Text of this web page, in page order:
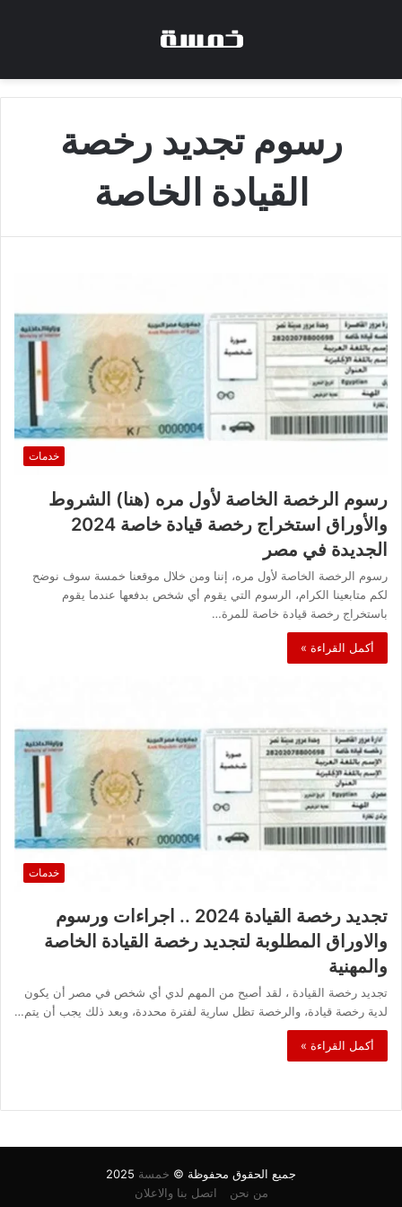
رسوم تجديد رخصة
القيادة الخاصة
خدمات
رسوم الرخصة الخاصة لأول مره (هنا) الشروط
والأوراق استخراج رخصة قيادة خاصة 2024
الجديدة في مصر
رسوم الرخصة الخاصة لأول مره، إننا ومن خلال موقعنا خمسة سوف نوضح
لكم متابعينا الكرام، الرسوم التي يقوم أي شخص بدفعها عندما يقوم
باستخراج رخصة قيادة خاصة للمرة…
أكمل القراءة »
خدمات
تجديد رخصة القيادة 2024 .. اجراءات ورسوم
والاوراق المطلوبة لتجديد رخصة القيادة الخاصة
والمهنية
تجديد رخصة القيادة ، لقد أصبح من المهم لدي أي شخص في مصر أن يكون
لدية رخصة قيادة، والرخصة تظل سارية لفترة محددة، وبعد ذلك يجب أن يتم…
أكمل القراءة »
جميع الحقوق محفوظة © خمسة
من نحن
اتصل بنا والاعلان